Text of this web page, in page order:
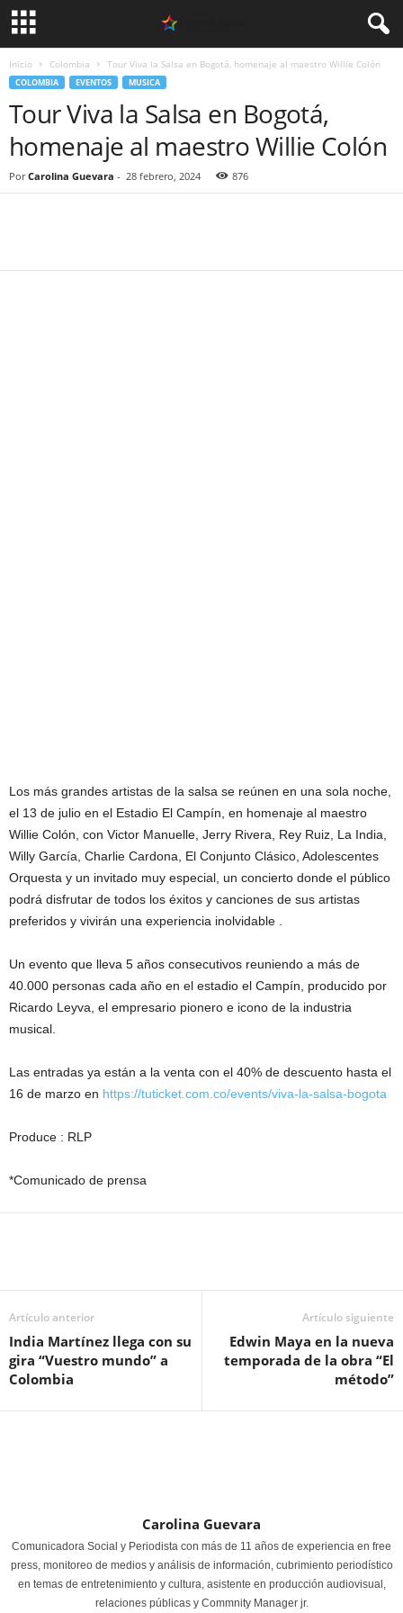
Inicio Colombia Tour Viva la Salsa en Bogotá, homenaje al maestro Willie Colón
COLOMBIA EVENTOS MUSICA
Tour Viva la Salsa en Bogotá,
homenaje al maestro Willie Colón
Por Carolina Guevara - 28 febrero, 2024 876
Los más grandes artistas de la salsa se reúnen en una sola noche,
el 13 de julio en el Estadio El Campín, en homenaje al maestro
Willie Colón, con Victor Manuelle, Jerry Rivera, Rey Ruiz, La India,
Willy García, Charlie Cardona, El Conjunto Clásico, Adolescentes
Orquesta y un invitado muy especial, un concierto donde el público
podrá disfrutar de todos los éxitos y canciones de sus artistas
preferidos y vivirán una experiencia inolvidable .
Un evento que lleva 5 años consecutivos reuniendo a más de
40.000 personas cada año en el estadio el Campín, producido por
Ricardo Leyva, el empresario pionero e icono de la industria
musical.
Las entradas ya están a la venta con el 40% de descuento hasta el
16 de marzo en https://tuticket.com.co/events/viva-la-salsa-bogota
Produce : RLP
*Comunicado de prensa
Artículo anterior
India Martínez llega con su
gira “Vuestro mundo” a
Colombia
Artículo siguiente
Edwin Maya en la nueva
temporada de la obra “El
método”
Carolina Guevara
Comunicadora Social y Periodista con más de 11 años de experiencia en free
press, monitoreo de medios y análisis de información, cubrimiento periodístico
en temas de entretenimiento y cultura, asistente en producción audiovisual,
relaciones públicas y Commnity Manager jr.